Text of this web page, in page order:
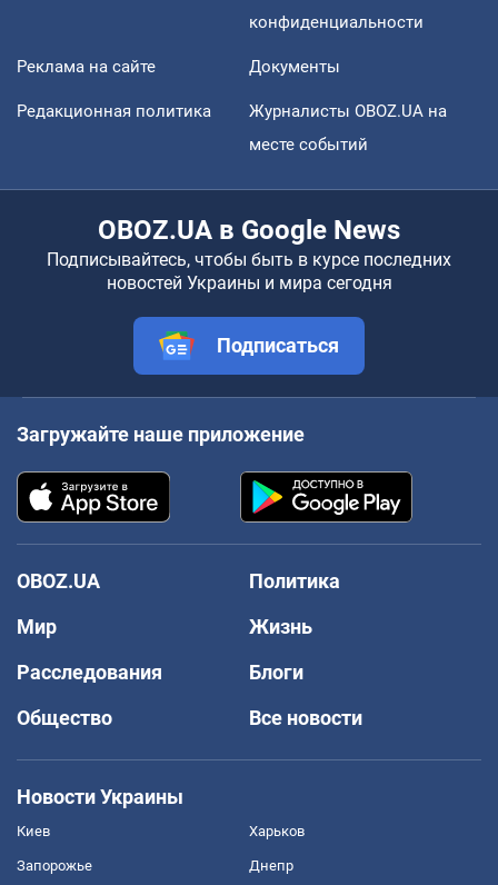
конфиденциальности
Реклама на сайте Документы
Редакционная политика
Журналисты OBOZ.UA на
месте событий
OBOZ.UA в Google News
Подписывайтесь, чтобы быть в курсе последних
новостей Украины и мира сегодня
Подписаться
Загружайте наше приложение
OBOZ.UA
Политика
Мир
Жизнь
Расследования
Блоги
Общество
Все новости
Новости Украины
Киев Харьков
Запорожье Днепр